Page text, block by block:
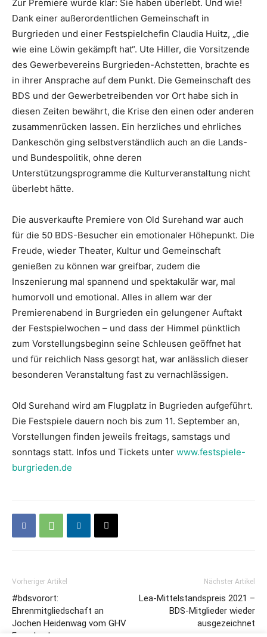
Zur Premiere wurde klar: Sie haben überlebt. Und wie!
Dank einer außerordentlichen Gemeinschaft in
Burgrieden und einer Festspielchefin Claudia Huitz, „die
wie eine Löwin gekämpft hat“. Ute Hiller, die Vorsitzende
des Gewerbevereins Burgrieden-Achstetten, brachte es
in ihrer Ansprache auf dem Punkt. Die Gemeinschaft des
BDS und der Gewerbetreibenden vor Ort habe sich in
diesen Zeiten bewährt, die Krise den einen oder anderen
zusammenrücken lassen. Ein herzliches und ehrliches
Dankeschön ging selbstverständlich auch an die Lands-
und Bundespolitik, ohne deren
Unterstützungsprogramme die Kulturveranstaltung nicht
überlebt hätte.
Die ausverkaufte Premiere von Old Surehand war auch
für die 50 BDS-Besucher ein emotionaler Höhepunkt. Die
Freude, wieder Theater, Kultur und Gemeinschaft
genießen zu können war greifbar, zudem die
Inszenierung mal spannend und spektakulär war, mal
humorvoll und emotional. Alles in allem war der
Premierenabend in Burgrieden ein gelungener Auftakt
der Festspielwochen – und dass der Himmel pünktlich
zum Vorstellungsbeginn seine Schleusen geöffnet hat
und für reichlich Nass gesorgt hat, war anlässlich dieser
besonderen Veranstaltung fast zu vernachlässigen.
Old Surehand wird am Flugplatz in Bugrieden aufgeführt.
Die Festspiele dauern noch bis zum 11. September an,
Vorstellungen finden jeweils freitags, samstags und
sonntags statt. Infos und Tickets unter www.festspiele-
burgrieden.de
Vorheriger Artikel
#bdsvorort:
Ehrenmitgliedschaft an
Jochen Heidenwag vom GHV
Nächster Artikel
Lea-Mittelstandspreis 2021 –
BDS-Mitglieder wieder
ausgezeichnet